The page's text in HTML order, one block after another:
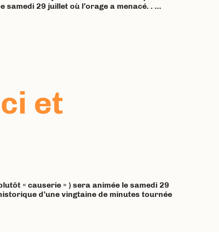
samedi 29 juillet où l’orage a menacé. . …
et
« causerie » ) sera animée le samedi 29
d’une vingtaine de minutes tournée